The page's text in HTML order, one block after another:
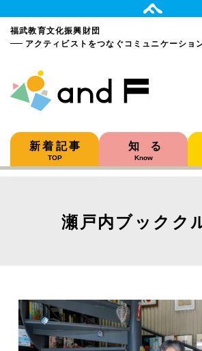
福武教育文化振興財団
アクティビストをつなぐコミュニケーショ
新着記事
TOP
知る
Know
瀬戸内ブックク